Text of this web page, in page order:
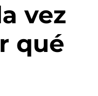
vez
qué